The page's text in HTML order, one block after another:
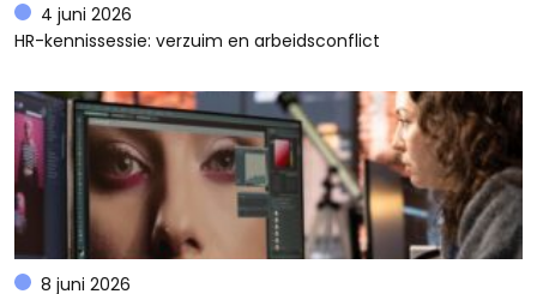
4 juni 2026
HR-kennissessie: verzuim en arbeidsconflict
8 juni 2026